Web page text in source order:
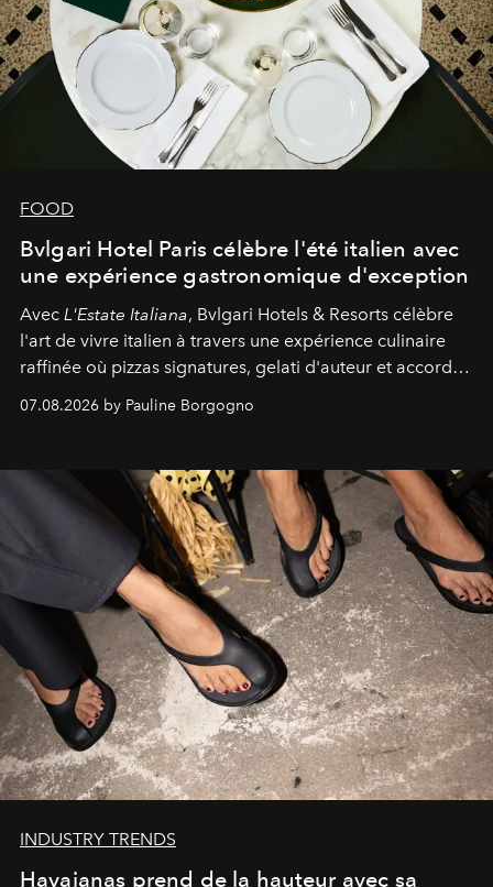
FOOD
Bvlgari Hotel Paris célèbre l'été italien avec
une expérience gastronomique d'exception
Avec L'Estate Italiana, Bvlgari Hotels & Resorts célèbre
l'art de vivre italien à travers une expérience culinaire
raffinée où pizzas signatures, gelati d'auteur et accords
07.08.2026 by Pauline Borgogno
INDUSTRY TRENDS
Havaianas prend de la hauteur avec sa